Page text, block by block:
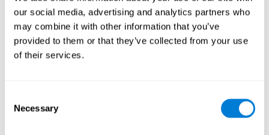
our social media, advertising and analytics partners who
may combine it with other information that you’ve
provided to them or that they’ve collected from your use
of their services.
Selection
Necessary
للتنشيط العصبي المحدد. يساعد تنبيه المهارات باستمرار في إنشاء
مشبك عصبي جديد وإعادة تنظيم الدوائر العصبية وتحسّن الوظائف
المعرفية. هدف اللعبة العثور عن الحيوان الأليف هو تنبيه المهارت
المتعلّقة بالكبت، الفحص البصري والانتباه المركّز.